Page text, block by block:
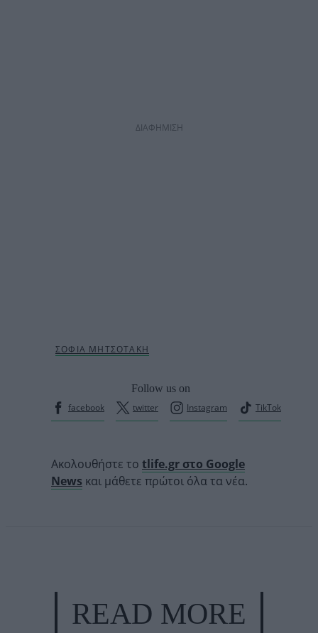
ΔΙΑΦΗΜΙΣΗ
Follow us on
facebook
twitter Instagram TikTok
Ακολουθήστε το tlife.gr στο Google
News και μάθετε πρώτοι όλα τα νέα.
READ MORE